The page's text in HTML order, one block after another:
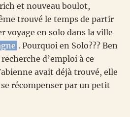
et nouveau boulot,
trouvé le temps de partir
voyage en solo dans la ville
. Pourquoi en Solo??? Ben
d’emploi à ce
avait déjà trouvé, elle
récompenser par un petit